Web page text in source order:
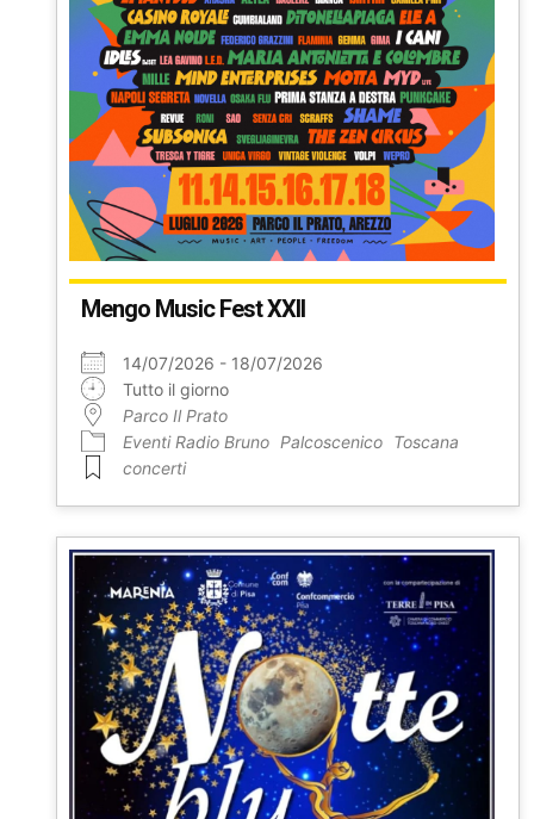
Mengo Music Fest XXII
14/07/2026 - 18/07/2026
Tutto il giorno
Parco Il Prato
Eventi Radio Bruno Palcoscenico Toscana
concerti